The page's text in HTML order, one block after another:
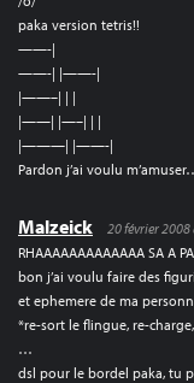
paka version tetris!!
——-|
——-| |——-|
|——–| | |
|——| |—–| | |
|———| |——-|
Pardon j’ai voulu
Malzeick
20 février 2008
RHAAAAAAAAAAAAA SA A
bon j’ai voulu faire des
et ephemere de ma
*re-sort le flingue, re-
…
dsl pour le bordel paka, tu